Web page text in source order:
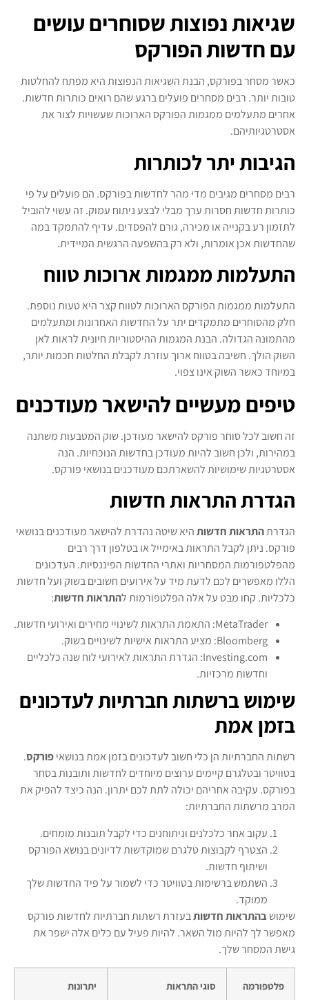
שגיאות נפוצות שסוחרים עושים
עם חדשות הפורקס
כאשר מסחר בפורקס, הבנת השגיאות הנפוצות היא מפתח להחלטות
טובות יותר. רבים מסחרים פועלים ברגע שהם רואים כותרות חדשות.
אחרים מתעלמים ממגמות הפורקס הארוכות שעשויות לצור את
אסטרטגיותיהם.
הגיבות יתר לכותרות
רבים מסחרים מגיבים מדי מהר לחדשות בפורקס. הם פועלים על פי
כותרות חדשות חסרות ערך מבלי לבצע ניתוח עמוק. זה עשוי להוביל
לתזמון רע בקנייה או מכירה, גורם להפסדים. עדיף להתמקד במה
שהחדשות אכן אומרות, ולא רק בהשפעה הרגשית המיידית.
התעלמות ממגמות ארוכות טווח
התעלמות ממגמות הפורקס הארוכות לטווח קצר היא טעות נוספת.
חלק מהסוחרים מתמקדים יתר על החדשות האחרונות ומתעלמים
מהתמונה הגדולה. הבנת המגמות ההיסטוריות חיונית לראות לאן
השוק הולך. חשיבה בטווח ארוך עוזרת לקבלת החלטות חכמות יותר,
במיוחד כאשר השוק אינו צפוי.
טיפים מעשיים להישאר מעודכנים
זה חשוב לכל סוחר פורקס להישאר מעודכן. שוק המטבעות משתנה
במהירות, ולכן חשוב להיות מעודכן בחדשות הנוכחיות. הנה
אסטרטגיות שימושיות להשארתכם מעודכנים בנושאי פורקס.
הגדרת התראות חדשות
הגדרתהתראות חדשותהיא שיטה נהדרת להישאר מעודכנים בנושאי
פורקס. ניתן לקבל התראות באימייל או בטלפון דרך רבים
מהפלטפורמות המסחריות ואתרי החדשות הפיננסיות. העדכונים
הללו מאפשרים לכם לדעת מיד על אירועים חשובים בשוק ועל חדשות
כלכליות. קחו מבט על אלה הפלטפורמות להתראות חדשות:
MetaTrader: התאמת התראות לשינויי מחירים ואירועי חדשות.
Bloomberg: מציע התראות אישיות לשינויים בשוק.
Investing.com: הגדרת התראות לאירועי לוח שנה כלכליים
וחדשות מרכזיות.
שימוש ברשתות חברתיות לעדכונים
בזמן אמת
רשתות החברתיות הן כלי חשוב לעדכונים בזמן אמת בנושאיפורקס.
בטוויטר ובטלגרם קיימים ערוצים מיוחדים לחדשות ותובנות בסחר
בפורקס. עקיבה אחריהם יכולה לתת לכם יתרון. הנה כיצד להפיק את
המרב מרשתות החברתיות:
עקוב אחר כלכלנים וניתוחנים כדי לקבל תובנות מומחים.
הצטרף לקבוצות טלגרם שמוקדשות לדיונים בנושא הפורקס
ושיתוף חדשות.
השתמש ברשימות בטוויטר כדי לשמור על פיד החדשות שלך
ממוקד.
שימושבהתראות חדשותבעזרת רשתות חברתיות לחדשות פורקס
מאפשר לך להיות מול השאר. להיות פעיל עם כלים אלה ישפר את
גישת המסחר שלך.
פלטפורמה סוגי התראות יתרונות